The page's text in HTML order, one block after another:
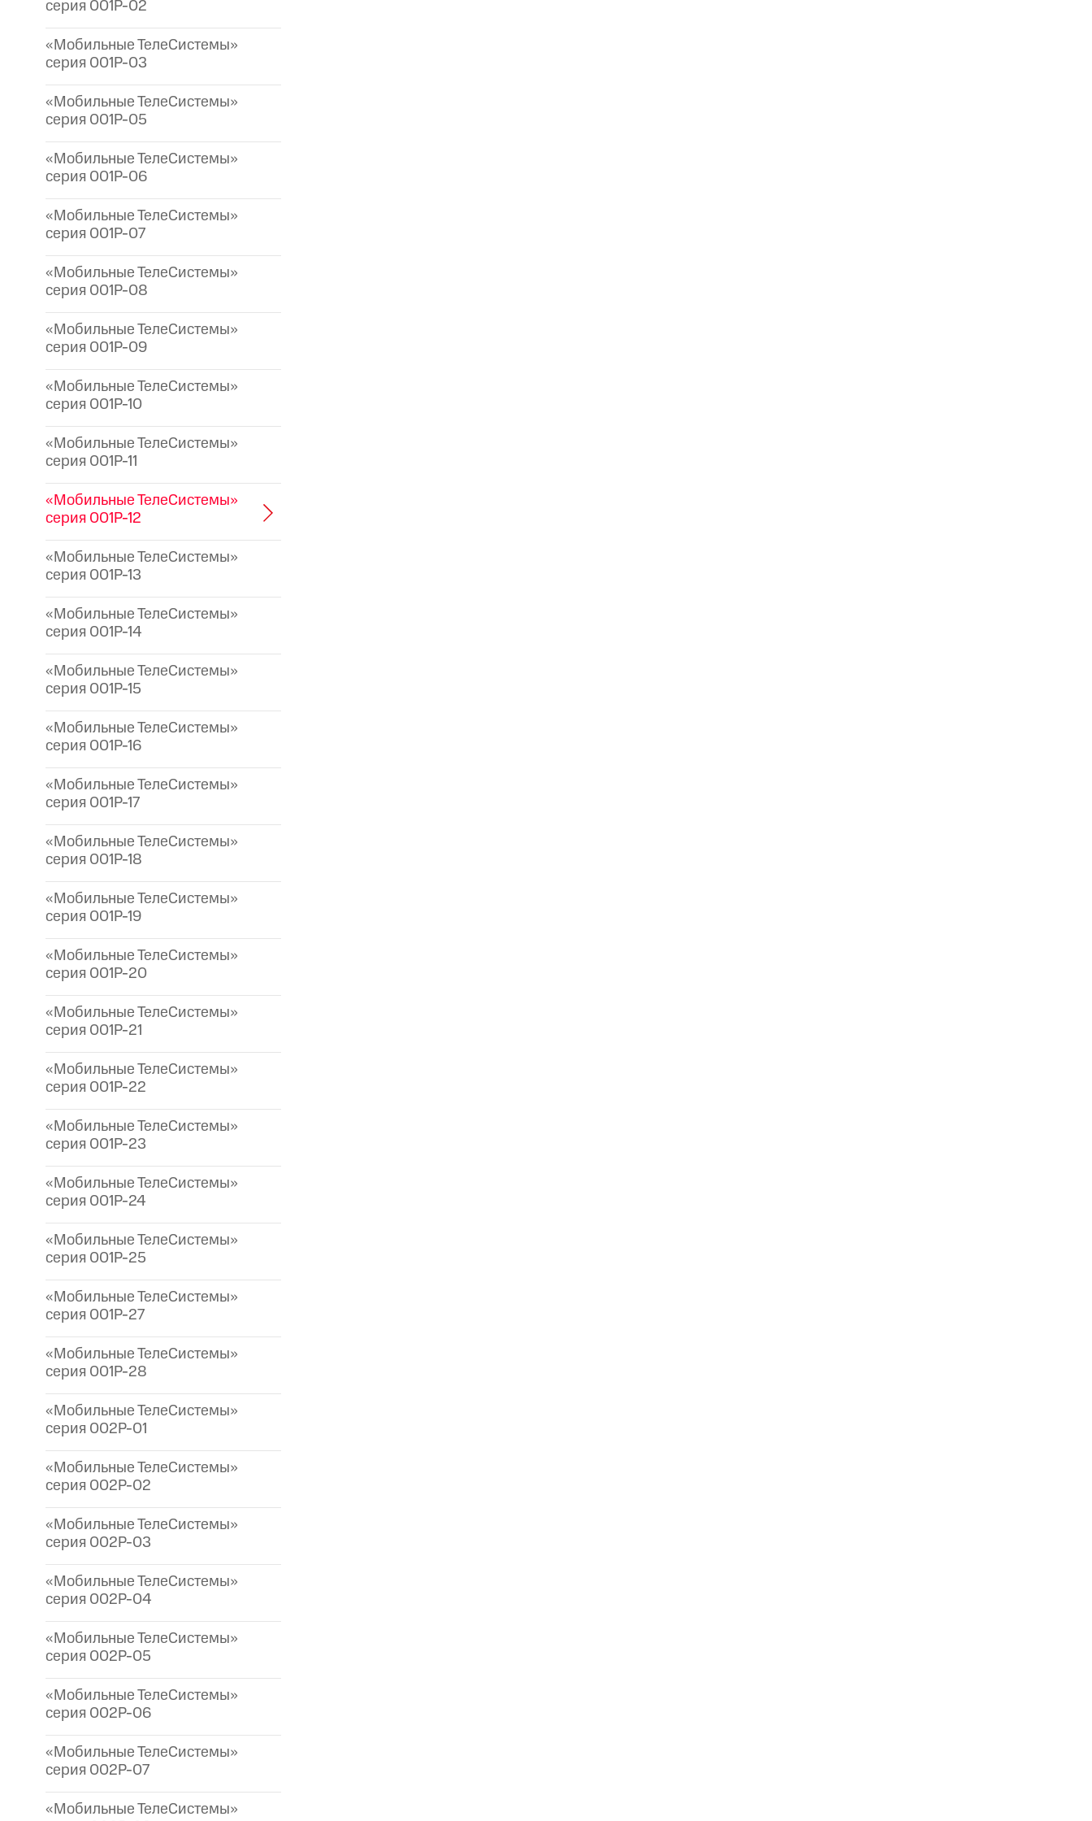
серия 001P-02
«Мобильные ТелеСистемы»
серия 001P-03
«Мобильные ТелеСистемы»
серия 001P-05
«Мобильные ТелеСистемы»
серия 001P-06
«Мобильные ТелеСистемы»
серия 001P-07
«Мобильные ТелеСистемы»
серия 001P-08
«Мобильные ТелеСистемы»
серия 001P-09
«Мобильные ТелеСистемы»
серия 001P-10
«Мобильные ТелеСистемы»
серия 001P-11
«Мобильные ТелеСистемы»
серия 001P-12
«Мобильные ТелеСистемы»
серия 001P-13
«Мобильные ТелеСистемы»
серия 001P-14
«Мобильные ТелеСистемы»
серия 001P-15
«Мобильные ТелеСистемы»
серия 001P-16
«Мобильные ТелеСистемы»
серия 001P-17
«Мобильные ТелеСистемы»
серия 001P-18
«Мобильные ТелеСистемы»
серия 001P-19
«Мобильные ТелеСистемы»
серия 001P-20
«Мобильные ТелеСистемы»
серия 001P-21
«Мобильные ТелеСистемы»
серия 001P-22
«Мобильные ТелеСистемы»
серия 001P-23
«Мобильные ТелеСистемы»
серия 001P-24
«Мобильные ТелеСистемы»
серия 001P-25
«Мобильные ТелеСистемы»
серия 001P-27
«Мобильные ТелеСистемы»
серия 001P-28
«Мобильные ТелеСистемы»
серия 002P-01
«Мобильные ТелеСистемы»
серия 002P-02
«Мобильные ТелеСистемы»
серия 002P-03
«Мобильные ТелеСистемы»
серия 002P-04
«Мобильные ТелеСистемы»
серия 002P-05
«Мобильные ТелеСистемы»
серия 002P-06
«Мобильные ТелеСистемы»
серия 002P-07
«Мобильные ТелеСистемы»